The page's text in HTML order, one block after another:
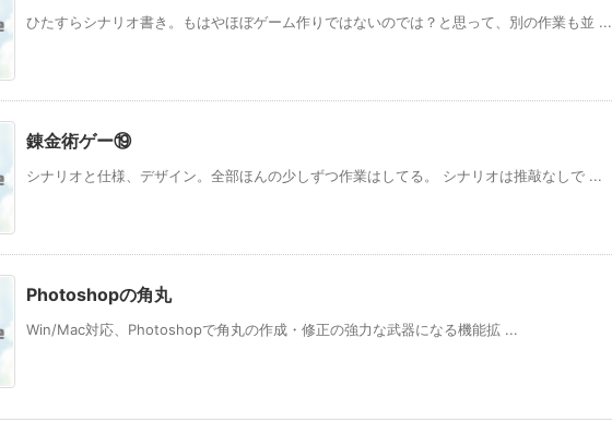
ひたすらシナリオ書き。もはやほぼゲーム作りではないのでは？と思って、別の作業も並 ...
錬金術ゲー⑲
シナリオと仕様、デザイン。全部ほんの少しずつ作業はしてる。 シナリオは推敲なしで ...
Photoshopの角丸
Win/Mac対応、Photoshopで角丸の作成・修正の強力な武器になる機能拡 ...